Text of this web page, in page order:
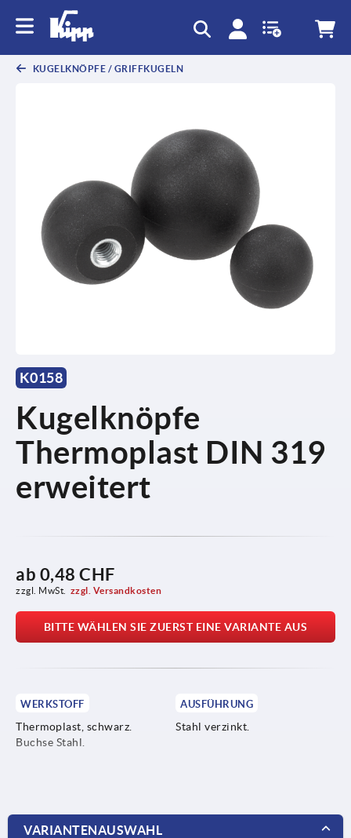
KUGELKNÖPFE / GRIFFKUGELN
K0158
Kugelknöpfe
Thermoplast DIN 319
erweitert
ab 0,48 CHF
zzgl. MwSt. zzgl. Versandkosten
BITTE WÄHLEN SIE ZUERST EINE VARIANTE AUS
WERKSTOFF
Thermoplast, schwarz.
Buchse Stahl.
AUSFÜHRUNG
Stahl verzinkt.
VARIANTENAUSWAHL